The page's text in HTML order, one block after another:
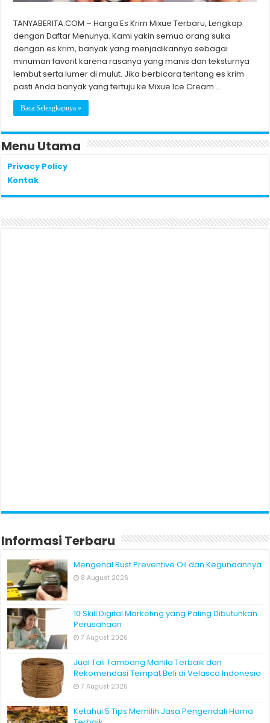
TANYABERITA.COM – Harga Es Krim Mixue Terbaru, Lengkap
dengan Daftar Menunya. Kami yakin semua orang suka
dengan es krim, banyak yang menjadikannya sebagai
minuman favorit karena rasanya yang manis dan teksturnya
lembut serta lumer di mulut. Jika berbicara tentang es krim
pasti Anda banyak yang tertuju ke Mixue Ice Cream …
Baca Selengkapnya »
Menu Utama
Privacy Policy
Kontak
Informasi Terbaru
Mengenal Rust Preventive Oil dan Kegunaannya
8 August 2026
10 Skill Digital Marketing yang Paling Dibutuhkan
Perusahaan
7 August 2026
Jual Tali Tambang Manila Terbaik dan
Rekomendasi Tempat Beli di Velasco Indonesia
7 August 2026
Ketahui 5 Tips Memilih Jasa Pengendali Hama